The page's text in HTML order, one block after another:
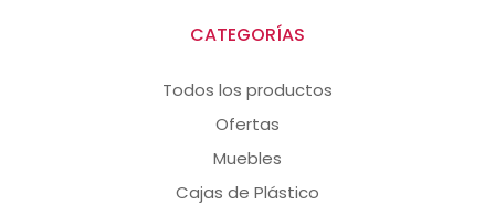
CATEGORÍAS
Todos los productos
Ofertas
Muebles
Cajas de Plástico